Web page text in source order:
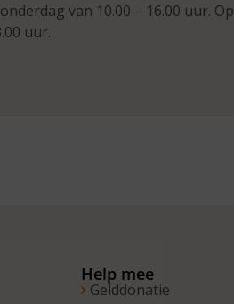
van 10.00 – 16.00 uur. Op
uur.
Help mee
Gelddonatie